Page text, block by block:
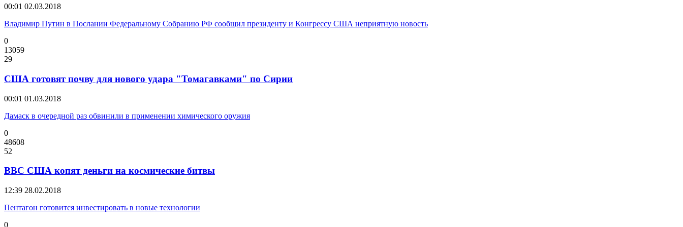
00:01 02.03.2018
Владимир Путин в Послании Федеральному Собранию РФ сообщил президенту и Конгрессу США неприятную новость
0
13059
29
США готовят почву для нового удара "Томагавками" по Сирии
00:01 01.03.2018
Дамаск в очередной раз обвинили в применении химического оружия
0
48608
52
ВВС США копят деньги на космические битвы
12:39 28.02.2018
Пентагон готовится инвестировать в новые технологии
0